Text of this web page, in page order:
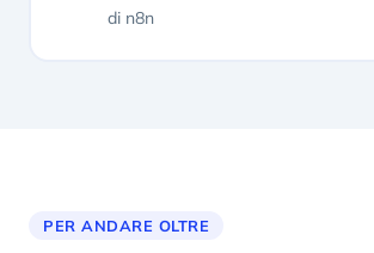
di n8n
PER ANDARE OLTRE